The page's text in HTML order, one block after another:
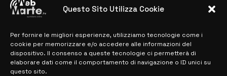
Questo Sito Utilizza Cookie
Per fornire le migliori esperienze, utilizziamo tecnologie come i
cookie per memorizzare e/o accedere alle informazioni del
dispositivo. Il consenso a queste tecnologie ci permetterà di
elaborare dati come il comportamento di navigazione o ID unici su
questo sito.
MAPPA DEL SITO
> NOTIZIE